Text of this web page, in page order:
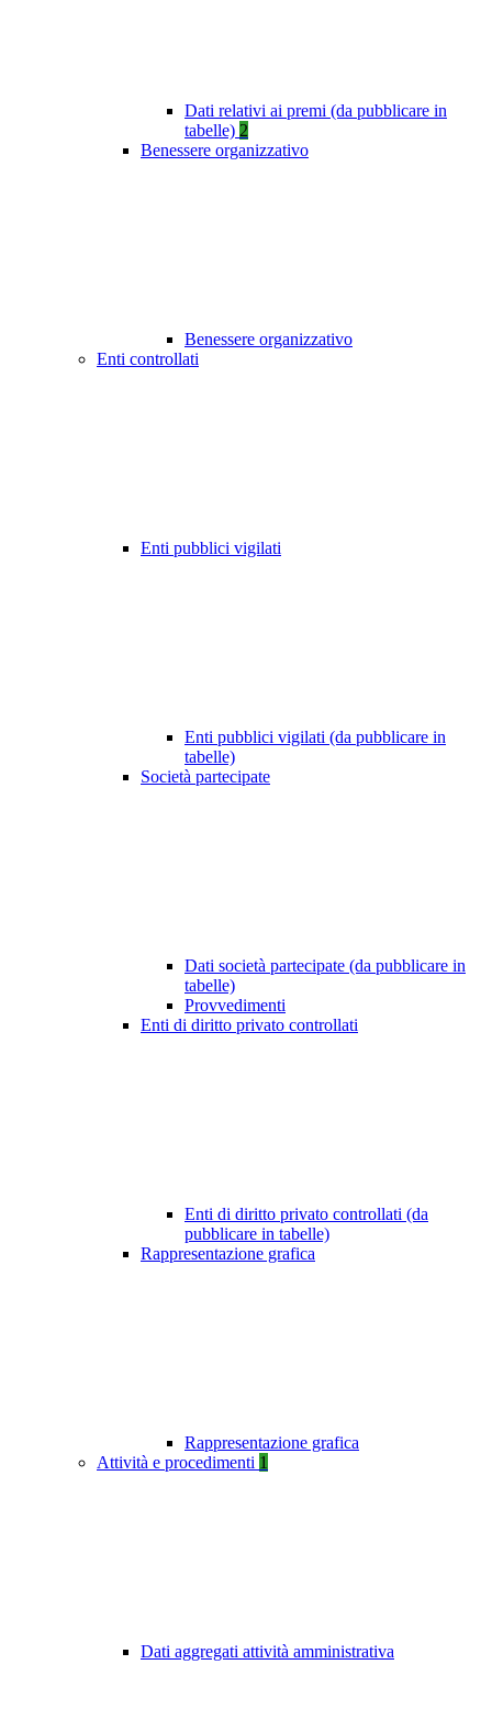
Dati relativi ai premi (da pubblicare in
tabelle) 2
Benessere organizzativo
Benessere organizzativo
Enti controllati
Enti pubblici vigilati
Enti pubblici vigilati (da pubblicare in
tabelle)
Società partecipate
Dati società partecipate (da pubblicare in
tabelle)
Provvedimenti
Enti di diritto privato controllati
Enti di diritto privato controllati (da
pubblicare in tabelle)
Rappresentazione grafica
Rappresentazione grafica
Attività e procedimenti 1
Dati aggregati attività amministrativa